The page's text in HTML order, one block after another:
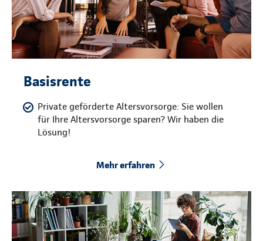
Basisrente
Private geförderte Altersvorsorge: Sie wollen
für Ihre Altersvorsorge sparen? Wir haben die
Lösung!
Mehr erfahren